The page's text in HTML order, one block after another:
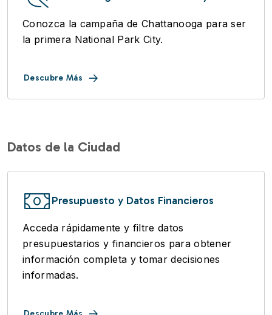
Conozca la campaña de Chattanooga para ser
la primera National Park City.
Descubre Más
Datos de la Ciudad
Presupuesto y Datos Financieros
Acceda rápidamente y filtre datos
presupuestarios y financieros para obtener
información completa y tomar decisiones
informadas.